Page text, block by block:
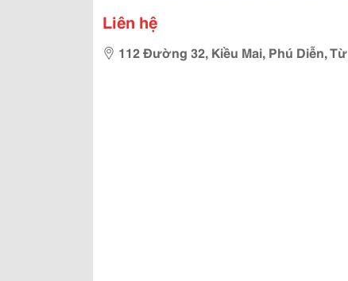
Liên hệ
112 Đường 32, Kiều Mai, Phú Diễn,